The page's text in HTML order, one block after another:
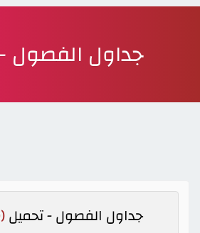
جداول الفصول
جداول الفصول - تحميل(772.19 KB)